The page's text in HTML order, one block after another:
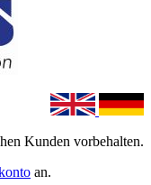
Kunden vorbehalten.
an.